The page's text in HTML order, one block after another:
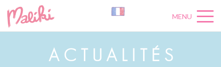
MENU
A C U A L É S